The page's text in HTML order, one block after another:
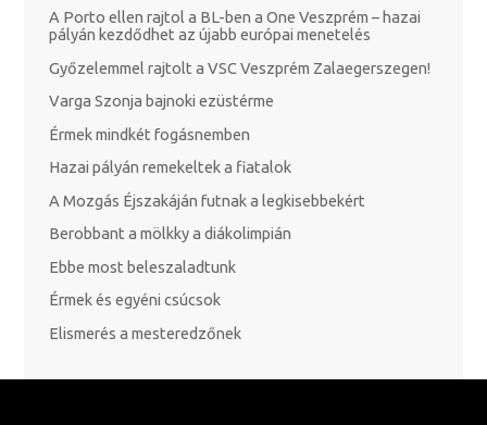
A Porto ellen rajtol a BL-ben a One Veszprém – hazai
pályán kezdődhet az újabb európai menetelés
Győzelemmel rajtolt a VSC Veszprém Zalaegerszegen!
Varga Szonja bajnoki ezüstérme
Érmek mindkét fogásnemben
Hazai pályán remekeltek a fiatalok
A Mozgás Éjszakáján futnak a legkisebbekért
Berobbant a mölkky a diákolimpián
Ebbe most beleszaladtunk
Érmek és egyéni csúcsok
Elismerés a mesteredzőnek